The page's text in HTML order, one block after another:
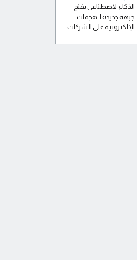
الذكاء الاصطناعي يفتح
جبهة جديدة للهجمات
الإلكترونية على الشركات